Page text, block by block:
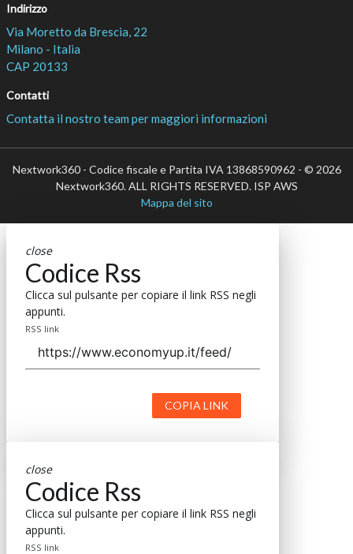
Indirizzo
Via Moretto da Brescia, 22
Milano - Italia
CAP 20133
Contatti
Contatta il nostro team per maggiori informazioni
Nextwork360 - Codice fiscale e Partita IVA 13868590962 - © 2026
Nextwork360. ALL RIGHTS RESERVED. ISP AWS
Mappa del sito
close
Codice Rss
Clicca sul pulsante per copiare il link RSS negli
appunti.
RSS link
COPIA LINK
close
Codice Rss
Clicca sul pulsante per copiare il link RSS negli
appunti.
RSS link